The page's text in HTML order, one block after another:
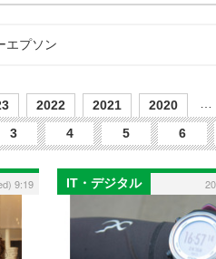
エプソン
2022 2021 2020
3 4 5 6
9:19 IT・デジタル